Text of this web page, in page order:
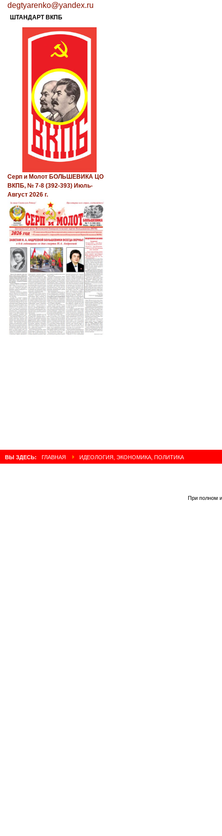
degtyarenko@yandex.ru
ШТАНДАРТ ВКПБ
Серп и Молот БОЛЬШЕВИКА ЦО
ВКПБ, № 7-8 (392-393) Июль-
Август 2026 г.
ВЫ ЗДЕСЬ: ГЛАВНАЯ ИДЕОЛОГИЯ, ЭКОНОМИКА, ПОЛИТИКА
При полном